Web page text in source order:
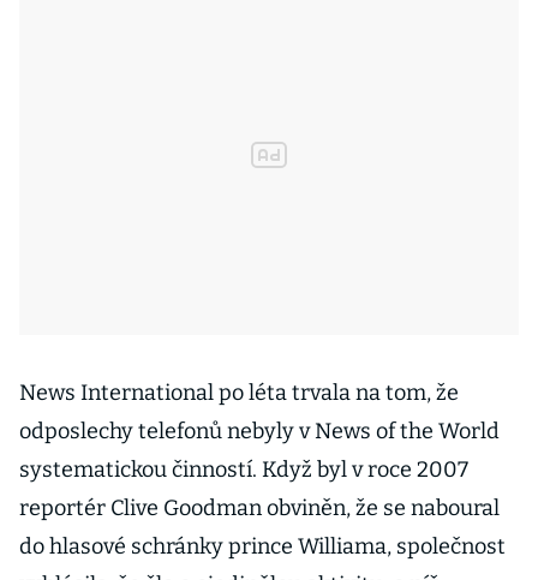
News International po léta trvala na tom, že
odposlechy telefonů nebyly v News of the World
systematickou činností. Když byl v roce 2007
reportér Clive Goodman obviněn, že se naboural
do hlasové schránky prince Williama, společnost